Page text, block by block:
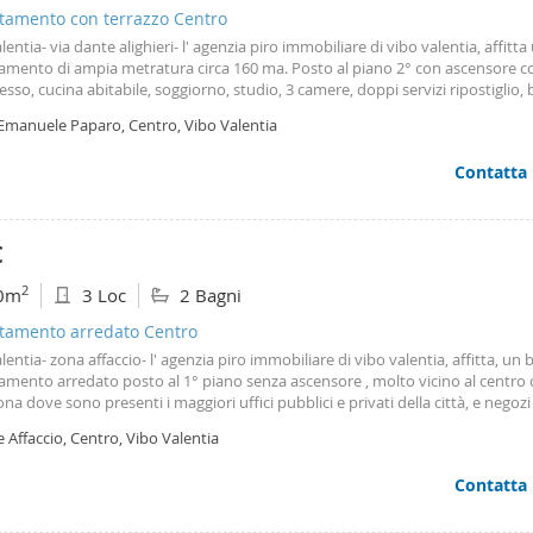
con terrazzo Centro
via dante alighieri- l' agenzia piro immobiliare di vibo valentia, affitta
di ampia metratura circa 160 ma. Posto al piano 2° con ascensore
cucina abitabile, soggiorno, studio, 3 camere, doppi servizi ripostiglio,
alla questura ed a soli 200 metri dall'ospedale, facilmente raggiungibile
€. 390 oltre €. 60 di quota condominiale. Rif. L9. Info: 0963 45097 - 366
Paparo, Centro, Vibo Valentia
Contatta
2 3 Loc 2 Bagni
arredato Centro
zona affaccio- l' agenzia piro immobiliare di vibo valentia, affitta, un
arredato posto al 1° piano senza ascensore , molto vicino al centro
dove sono presenti i maggiori uffici pubblici e privati della città, e negozi
Ha una superficie di circa 100 mq ed e’ composto da ingresso,
Affaccio, Centro, Vibo Valentia
Contatta